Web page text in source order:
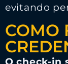
evitando
COMO
O check-in